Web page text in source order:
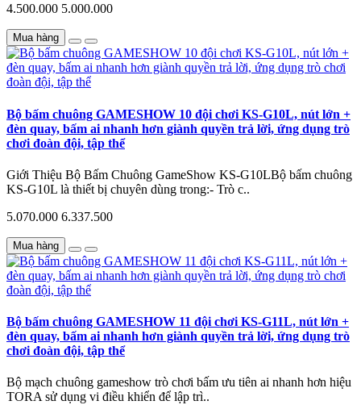
4.500.000 5.000.000
Mua hàng
Bộ bấm chuông GAMESHOW 10 đội chơi KS-G10L, nút lớn +
đèn quay, bấm ai nhanh hơn giành quyền trả lời, ứng dụng trò
chơi đoàn đội, tập thể
Giới Thiệu Bộ Bấm Chuông GameShow KS-G10LBộ bấm chuông
KS-G10L là thiết bị chuyên dùng trong:- Trò c..
5.070.000 6.337.500
Mua hàng
Bộ bấm chuông GAMESHOW 11 đội chơi KS-G11L, nút lớn +
đèn quay, bấm ai nhanh hơn giành quyền trả lời, ứng dụng trò
chơi đoàn đội, tập thể
Bộ mạch chuông gameshow trò chơi bấm ưu tiên ai nhanh hơn hiệu
TORA sử dụng vi điều khiển để lập trì..